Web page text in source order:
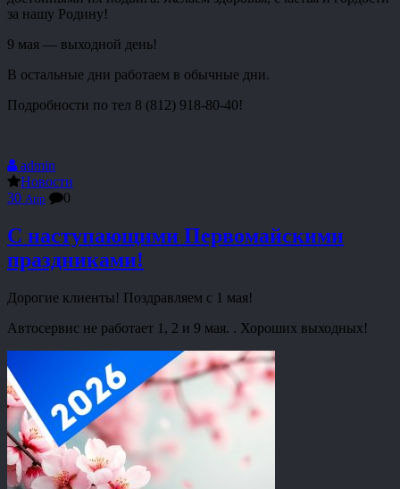
за нашу Родину!
9 мая — выходной день!
В остальные дни работаем в обычные дни.
Подробности по тел 8 (812) 918-80-40!
admin
Новости
30 Апр 0
С наступающими Первомайскими
праздниками!
Дорогие клиенты! Поздравляем с 1 мая!
Автосервис не работает 1, 2 и 9 мая. . Хороших выходных!